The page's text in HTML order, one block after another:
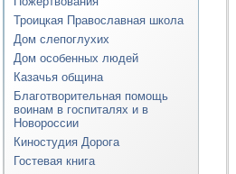
Троицкая Православная школа
Дом слепоглухих
Дом особенных людей
Казачья община
Благотворительная помощь
воинам в госпиталях и в
Новороссии
Киностудия Дорога
Гостевая книга